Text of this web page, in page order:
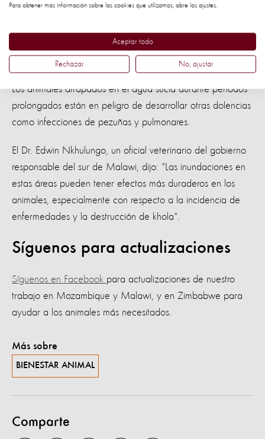
inundada de Buzi, en el centro de Mozambique, después
En riesgo de enfermedad.
Los animales atrapados en el agua sucia durante períodos
prolongados están en peligro de desarrollar otras dolencias
como infecciones de pezuñas y pulmonares.
El Dr. Edwin Nkhulungo, un oficial veterinario del gobierno
responsable del sur de Malawi, dijo: "Las inundaciones en
estas áreas pueden tener efectos más duraderos en los
animales, especialmente con respecto a la incidencia de
enfermedades y la destrucción de khola".
Síguenos para actualizaciones
Síguenos en Facebook para actualizaciones de nuestro
trabajo en Mozambique y Malawi, y en Zimbabwe para
ayudar a los animales más necesitados.
Más sobre
BIENESTAR ANIMAL
Comparte
Para obtener más información sobre las cookies que utilizamos, abre los ajustes.
Aceptar todo
Rechazar No, ajustar